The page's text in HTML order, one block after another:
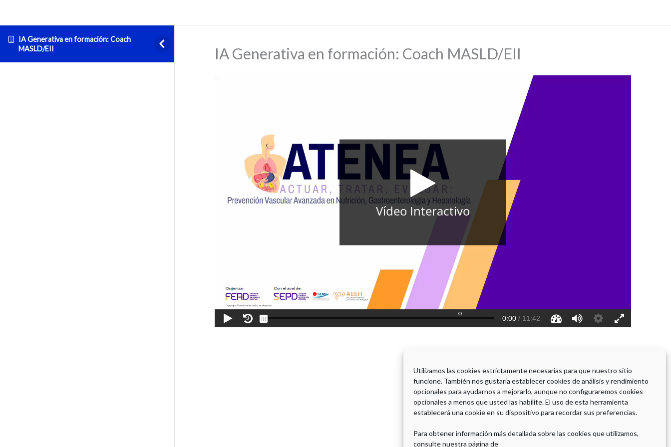
Utilizamos las cookies estrictamente necesarias para que nuestro sitio
funcione. También nos gustaría establecer cookies de análisis y rendimiento
opcionales para ayudarnos a mejorarlo, aunque no configuraremos cookies
opcionales a menos que usted las habilite. El uso de esta herramienta
establecerá una cookie en su dispositivo para recordar sus preferencias.
Para obtener información más detallada sobre las cookies que utilizamos,
consulte nuestra página de
IA Generativa en formación: Coach
MASLD/EII
IA Generativa en formación: Coach MASLD/EII